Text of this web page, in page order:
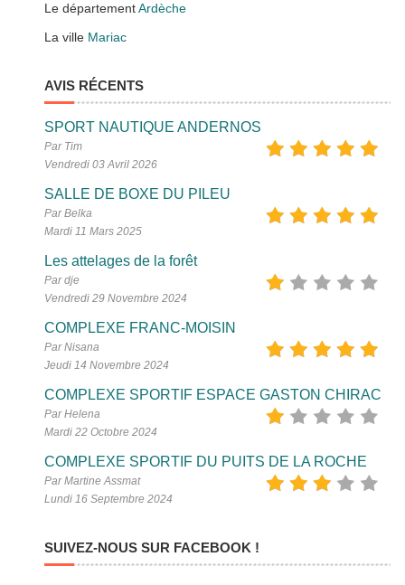
Le départementArdèche
La ville Mariac
AVIS RÉCENTS
SPORT NAUTIQUE ANDERNOS
Par Tim
Vendredi 03 Avril 2026
SALLE DE BOXE DU PILEU
Par Belka
Mardi 11 Mars 2025
Les attelages de la forêt
Par dje
Vendredi 29 Novembre 2024
COMPLEXE FRANC-MOISIN
Par Nisana
Jeudi 14 Novembre 2024
COMPLEXE SPORTIF ESPACE GASTON CHIRAC
Par Helena
Mardi 22 Octobre 2024
COMPLEXE SPORTIF DU PUITS DE LA ROCHE
Par Martine Assmat
Lundi 16 Septembre 2024
SUIVEZ-NOUS SUR FACEBOOK !